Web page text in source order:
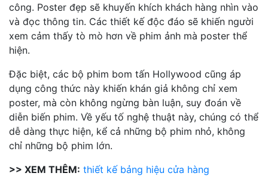
công. Poster đẹp sẽ khuyến khích khách hàng nhìn vào
và đọc thông tin. Các thiết kế độc đáo sẽ khiến người
xem cảm thấy tò mò hơn về phim ảnh mà poster thể
hiện.
Đặc biệt, các bộ phim bom tấn Hollywood cũng áp
dụng công thức này khiến khán giả không chỉ xem
poster, mà còn không ngừng bàn luận, suy đoán về
diễn biến phim. Về yếu tố nghệ thuật này, chúng có thể
dễ dàng thực hiện, kể cả những bộ phim nhỏ, không
chỉ những bộ phim lớn.
>> XEM THÊM: thiết kế bảng hiệu cửa hàng